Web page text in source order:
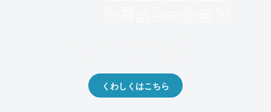
くわしくはこちら